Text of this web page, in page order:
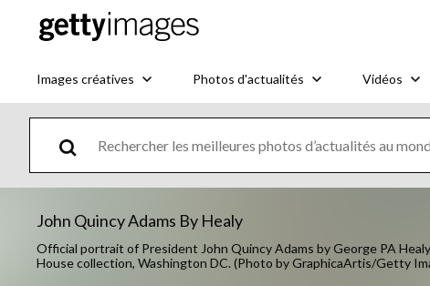
Images créatives Photos d'actualités Vidéos
John Quincy Adams By Healy
Official portrait of President John Quincy Adams by George PA
House collection, Washington DC. (Photo by GraphicaArtis/Getty